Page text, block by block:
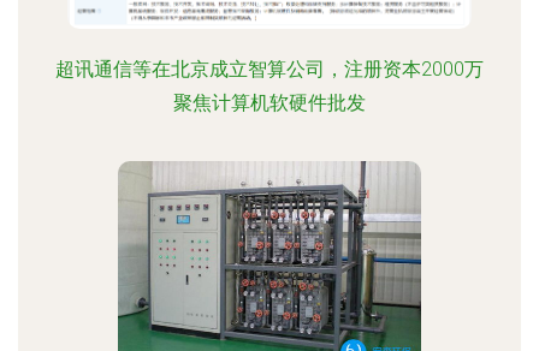
超讯通信等在北京成立智算公司，注册资本2000万
聚焦计算机软硬件批发